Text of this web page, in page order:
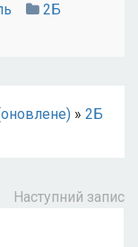
2Б
» 2Б
Наступний запис